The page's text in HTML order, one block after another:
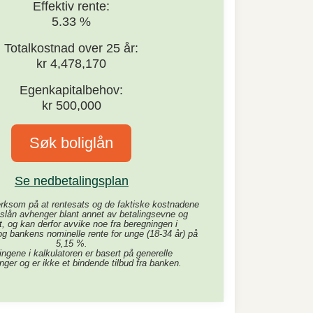
Effektiv rente:
5.33 %
Totalkostnad over 25 år:
kr4,478,170
Egenkapitalbehov:
kr 500,000
Søk boliglån
Se nedbetalingsplan
på at rentesats og de faktiske kostnadene
avhenger blant annet av betalingsevne og
og kan derfor avvike noe fra beregningen i
bankens nominelle rente for unge (18-34 år) på
5,15 %.
i kalkulatoren er basert på generelle
og er ikke et bindende tilbud fra banken.